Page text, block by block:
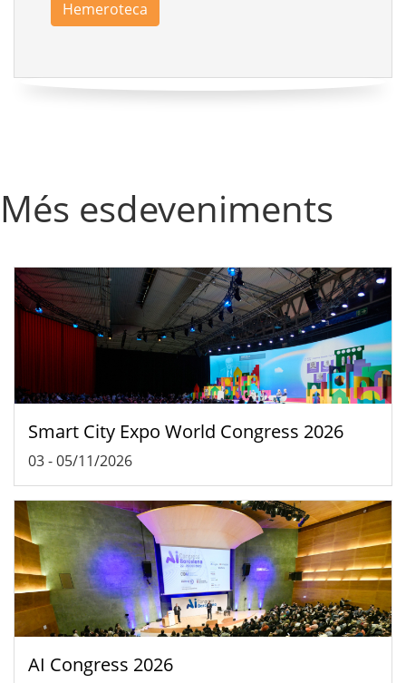
Hemeroteca
Més esdeveniments
Smart City Expo World Congress 2026
03-05/11/2026
AI Congress 2026